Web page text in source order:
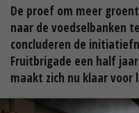
De proef om meer
naar de voedselbanken
concluderen de
Fruitbrigade een half
maakt zich nu klaar